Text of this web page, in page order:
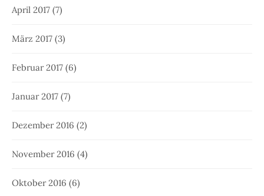
April 2017 (7)
März 2017 (3)
Februar 2017 (6)
Januar 2017 (7)
Dezember 2016 (2)
November 2016 (4)
Oktober 2016 (6)